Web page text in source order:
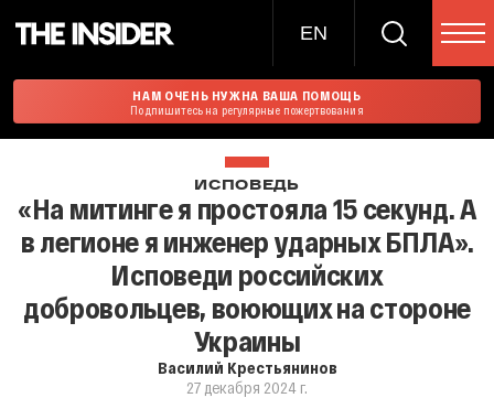
EN
НАМ ОЧЕНЬ НУЖНА ВАША ПОМОЩЬ
Подпишитесь на регулярные пожертвования
ИСПОВЕДЬ
«На митинге я простояла 15 секунд. А
в легионе я инженер ударных БПЛА».
Исповеди российских
добровольцев, воюющих на стороне
Украины
Василий Крестьянинов
27 декабря 2024 г.